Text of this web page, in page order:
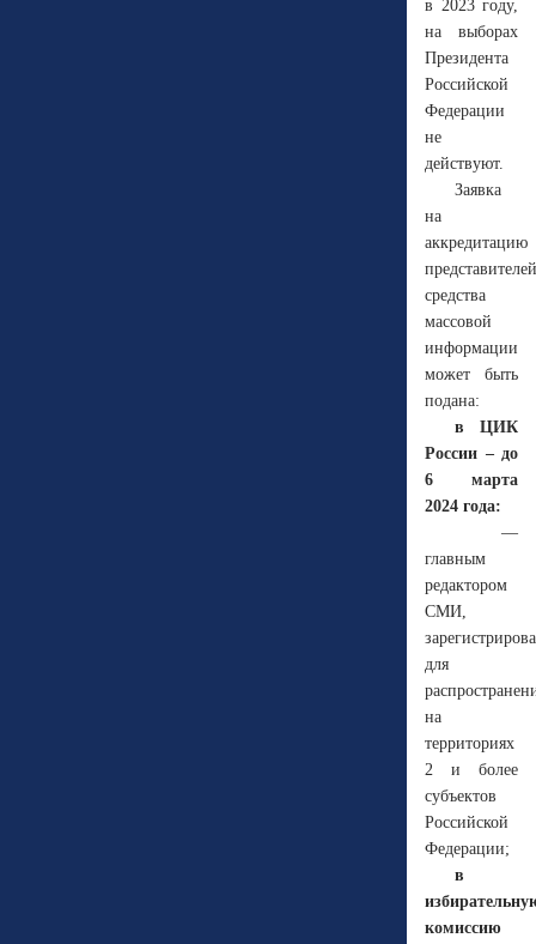
в 2023 году,
на выборах
Президента
Российской
Федерации
не
действуют.
Заявка
на
аккредитацию
представителей
средства
массовой
информации
может быть
подана:
в ЦИК
России – до
6 марта
2024 года:
—
главным
редактором
СМИ,
для
на
территориях
2 и более
субъектов
Российской
Федерации;
в
комиссию